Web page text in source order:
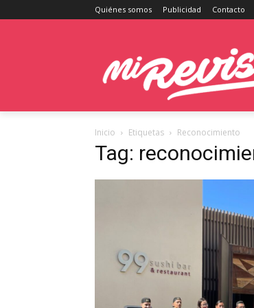
Quiénes somos Publicidad Contacto
Inicio Etiquetas Reconocimiento
Tag: